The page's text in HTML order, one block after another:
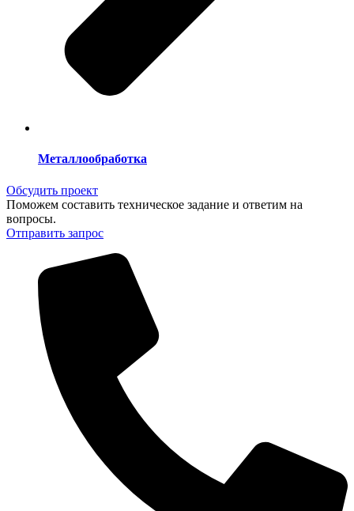
Металлообработка
Обсудить проект
Поможем составить техническое задание и ответим на
вопросы.
Отправить запрос